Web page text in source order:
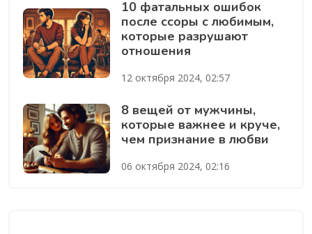
10 фатальных ошибок
после ссоры с любимым,
которые разрушают
отношения
12 октября 2024, 02:57
8 вещей от мужчины,
которые важнее и круче,
чем признание в любви
06 октября 2024, 02:16